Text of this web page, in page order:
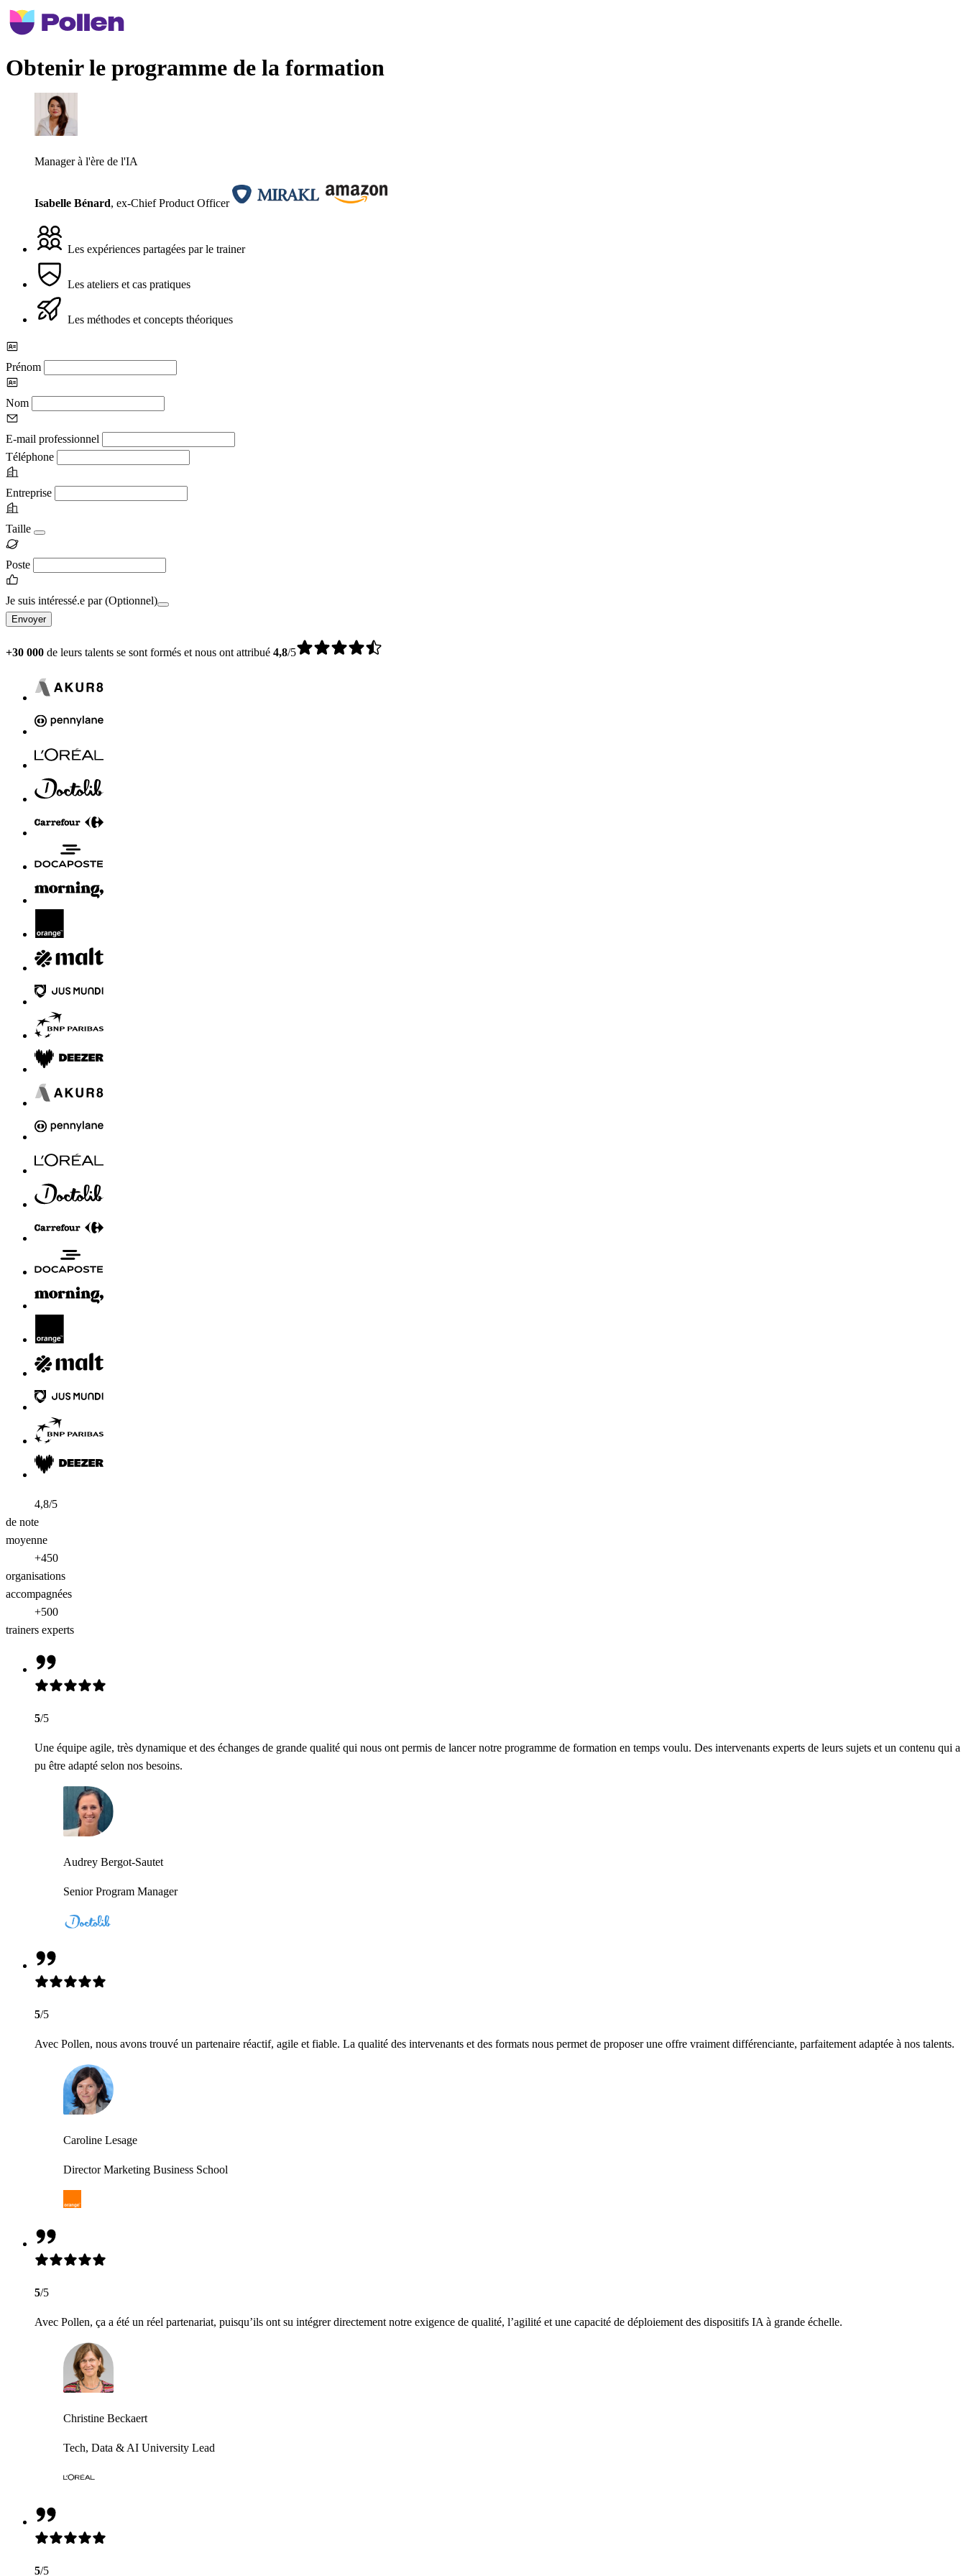
Obtenir le programme de la formation
Manager à l'ère de l'IA
Isabelle Bénard ex-Chief Product Officer
Les expériences partagées par le trainer
Les ateliers et cas pratiques
Les méthodes et concepts théoriques
Prénom
Nom
E-mail professionnel
Téléphone
Entreprise
Taille
Poste
Je suis intéressé.e par(Optionnel)
Envoyer
+30 000 de leurs talents se sont formés et nous ont attribué 4,8/5
4,8/5
de note
moyenne
+450
organisations
accompagnées
+500
trainers experts
5/5
Une équipe agile, très dynamique et des échanges de grande qualité qui nous ont permis de lancer notre programme de formation en temps voulu. Des intervenants experts de leurs sujets et un contenu qui a
pu être adapté selon nos besoins.
Audrey Bergot-Sautet
Senior Program Manager
5/5
Avec Pollen, nous avons trouvé un partenaire réactif, agile et fiable. La qualité des intervenants et des formats nous permet de proposer une offre vraiment différenciante, parfaitement adaptée à nos talents.
Caroline Lesage
Director Marketing Business School
5/5
Avec Pollen, ça a été un réel partenariat, puisqu’ils ont su intégrer directement notre exigence de qualité, l’agilité et une capacité de déploiement des dispositifs IA à grande échelle.
Christine Beckaert
Tech, Data & AI University Lead
5/5